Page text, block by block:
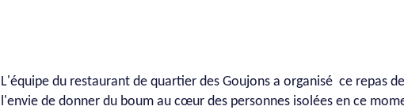
L'équipe du restaurant de quartier des Goujons a organisé ce repas
l'envie de donner du boum au cœur des personnes isolées en ce